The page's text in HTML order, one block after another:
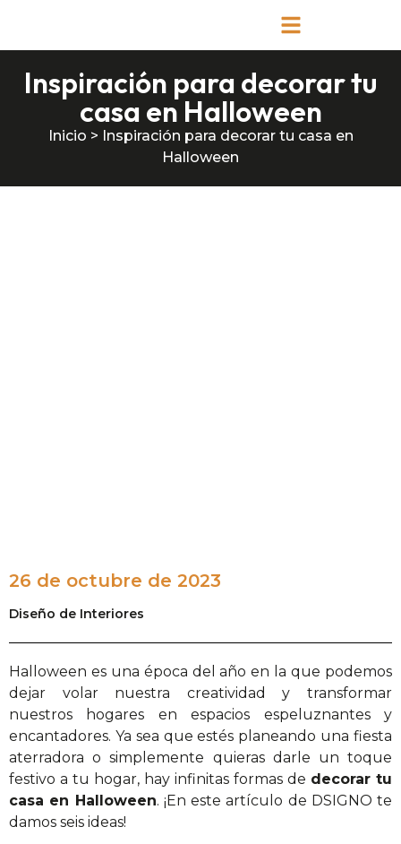
Inspiración para decorar tu
casa en Halloween
Inicio > Inspiración para decorar tu casa en
Halloween
26 de octubre de 2023
Diseño de Interiores
Halloween es una época del año en la que podemos
dejar volar nuestra creatividad y transformar
nuestros hogares en espacios espeluznantes y
encantadores. Ya sea que estés planeando una fiesta
aterradora o simplemente quieras darle un toque
festivo a tu hogar, hay infinitas formas de decorar tu
casa en Halloween. ¡En este artículo de DSIGNO te
damos seis ideas!